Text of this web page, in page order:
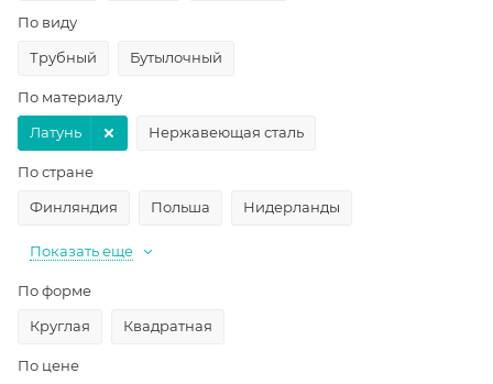
По виду
Трубный
Бутылочный
По материалу
Нержавеющая сталь
Латунь
По стране
Финляндия
Польша Нидерланды
Показать еще
По форме
Круглая
Квадратная
По цене